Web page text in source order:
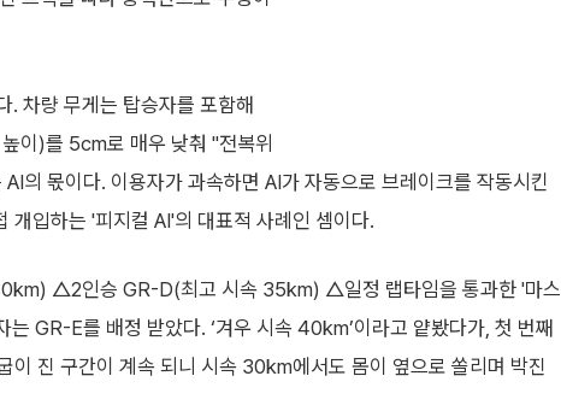
. 차량 무게는 탑승자를 포함해
이)를 5cm로 매우 낮춰 "전복위
의 몫이다. 이용자가 과속하면 AI가 자동으로 브레이크를 작동시킨
개입하는 '피지컬 AI'의 대표적 사례인 셈이다.
△2인승 GR-D(최고 시속 35km) △일정 랩타임을 통과한 '마스
GR-E를 배정 받았다. ‘겨우 시속 40km’이라고 얕봤다가, 첫 번째
이 진 구간이 계속 되니 시속 30km에서도 몸이 옆으로 쏠리며 박진